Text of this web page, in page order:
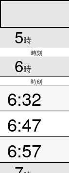
5時
時刻
6時
時刻
6:32
6:47
6:57